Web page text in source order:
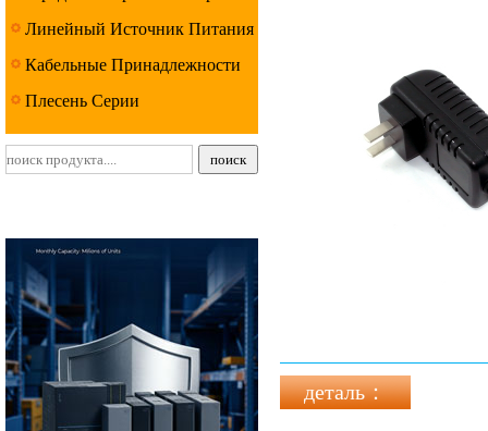
Линейный Источник Питания
Серии
Кабельные Принадлежности
Серии
Плесень Серии
деталь：